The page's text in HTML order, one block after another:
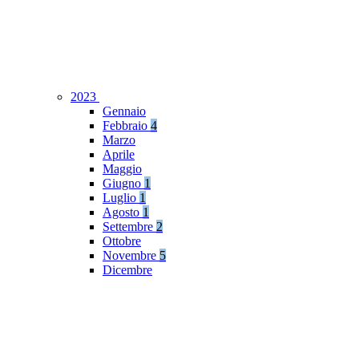
2023
Gennaio
Febbraio 4
Marzo
Aprile
Maggio
Giugno 1
Luglio 1
Agosto 1
Settembre 2
Ottobre
Novembre 5
Dicembre